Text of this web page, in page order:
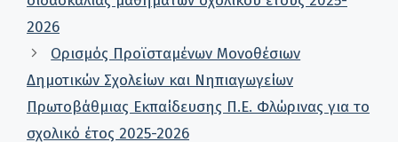
2026
Ορισμός Προϊσταμένων Μονοθέσιων
Δημοτικών Σχολείων και Νηπιαγωγείων
Πρωτοβάθμιας Εκπαίδευσης Π.Ε. Φλώρινας για το
σχολικό έτος 2025-2026